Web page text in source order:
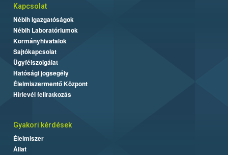
Kapcsolat
Nébih Igazgatóságok
Nébih Laboratóriumok
Kormányhivatalok
Sajtókapcsolat
Ügyfélszolgálat
Hatósági jogsegély
Élelmiszermentő Központ
Hírlevél feliratkozás
Gyakori kérdések
Élelmiszer
Állat